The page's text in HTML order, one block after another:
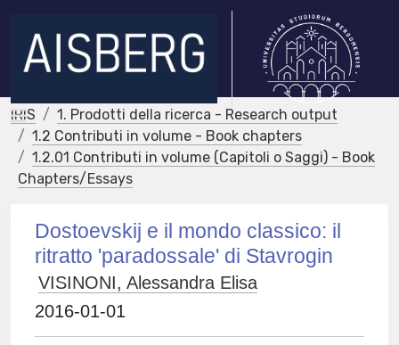
IRIS
1. Prodotti della ricerca - Research output
1.2 Contributi in volume - Book chapters
1.2.01 Contributi in volume (Capitoli o Saggi) - Book
Chapters/Essays
Dostoevskij e il mondo classico: il
ritratto 'paradossale' di Stavrogin
VISINONI, Alessandra Elisa
2016-01-01